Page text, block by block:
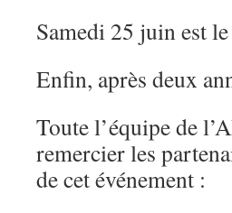
Samedi 25 juin est
Enfin, après deux
Toute l’équipe de
remercier les
de cet événement :